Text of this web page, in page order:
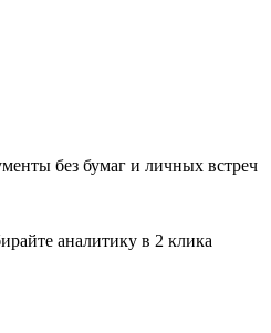
без бумаг и личных встреч
аналитику в 2 клика